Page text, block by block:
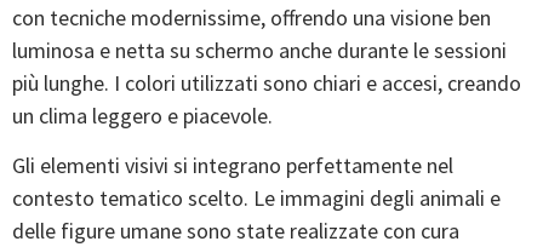
con tecniche modernissime, offrendo una visione ben
luminosa e netta su schermo anche durante le sessioni
più lunghe. I colori utilizzati sono chiari e accesi, creando
un clima leggero e piacevole.
Gli elementi visivi si integrano perfettamente nel
contesto tematico scelto. Le immagini degli animali e
delle figure umane sono state realizzate con cura